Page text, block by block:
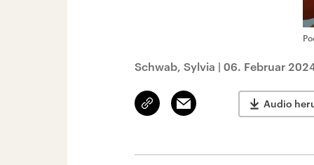
Schwab, Sylvia | 06. Februar
Link
kopieren/teilen
Email Audio